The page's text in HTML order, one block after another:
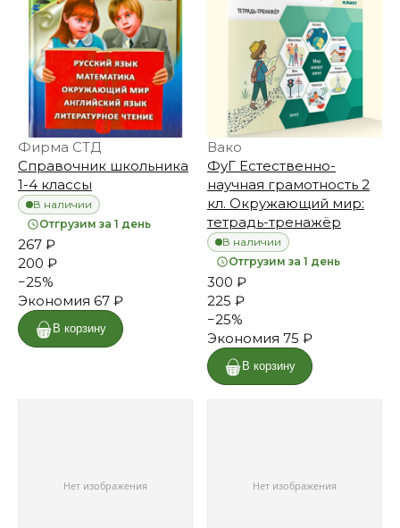
Фирма СТД
Справочник школьника
1-4 классы
В наличии
Отгрузим за 1 день
267 ₽
200 ₽
−25%
Экономия 67 ₽
В корзину
Вако
ФуГ Естественно-
научная грамотность 2
кл. Окружающий мир:
тетрадь-тренажёр
В наличии
Отгрузим за 1 день
300 ₽
225 ₽
−25%
Экономия 75 ₽
В корзину